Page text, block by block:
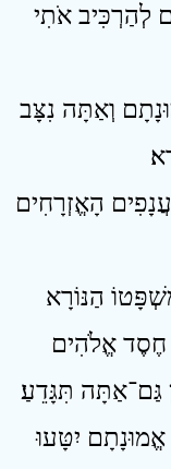
לְהַרְכִּיב אֹתִי
וְאַתָּה נִצָּב
הָאֱזְרָחִים
הַנּוֹרָא
חֶסֶד אֱלֹהִים
תִּגָּדֵעַ׃
אֱמוּנָתָם יִטָּעוּ